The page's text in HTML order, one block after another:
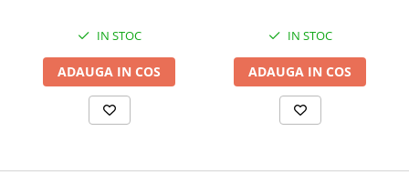
10 Refurbished
IN STOC
ADAUGA IN COS
IN STOC
ADAUGA IN COS